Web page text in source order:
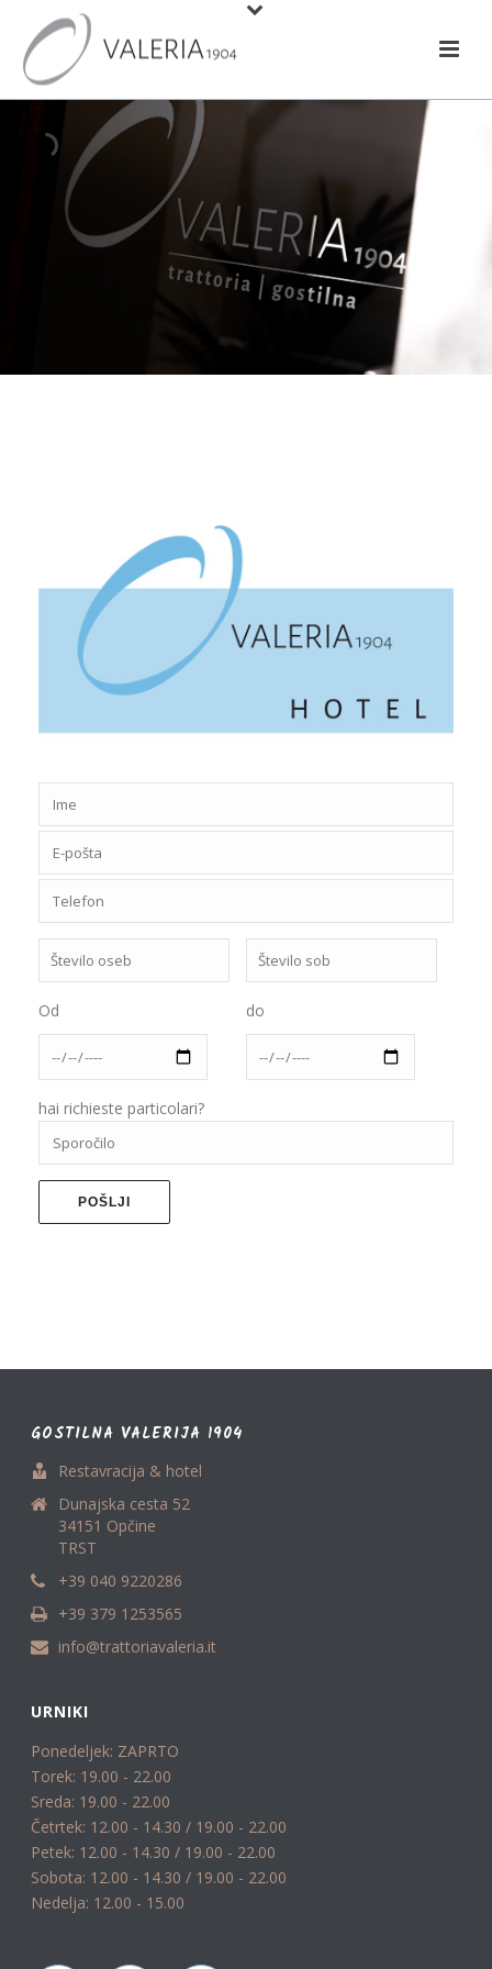
Od do
hai richieste particolari?
GOSTILNA VALERIJA 1904
Restavracija & hotel
Dunajska cesta 52
34151 Opčine
TRST
+39 040 9220286
+39 379 1253565
info@trattoriavaleria.it
URNIKI
Ponedeljek: ZAPRTO
Torek: 19.00 - 22.00
Sreda: 19.00 - 22.00
Četrtek: 12.00 - 14.30 / 19.00 - 22.00
Petek: 12.00 - 14.30 / 19.00 - 22.00
Sobota: 12.00 - 14.30 / 19.00 - 22.00
Nedelja: 12.00 - 15.00